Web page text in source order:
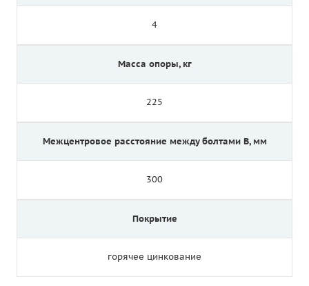
4
Масса опоры, кг
225
Межцентровое расстояние между болтами B, мм
300
Покрытие
горячее цинкование